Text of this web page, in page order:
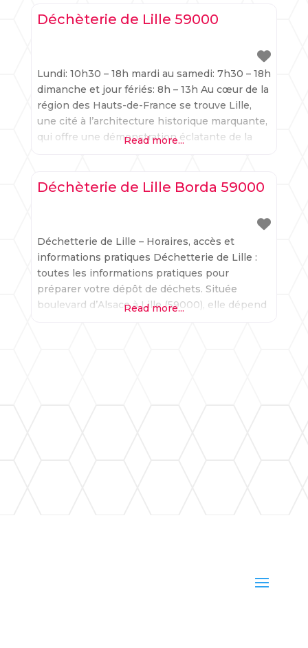
éloquente de l’équilibre possible entre la
Déchèterie de Lille 59000
Lundi: 10h30 – 18h mardi au samedi: 7h30 – 18h
dimanche et jour fériés: 8h – 13h Au cœur de la
région des Hauts-de-France se trouve Lille,
une cité à l’architecture historique marquante,
qui offre une démonstration éclatante de la
environnementale contemporaine. La
Read more...
Déchèterie de Lille Borda 59000
Déchetterie de Lille – Horaires, accès et
informations pratiques Déchetterie de Lille :
toutes les informations pratiques pour
préparer votre dépôt de déchets. Située
boulevard d’Alsace à Lille (59000), elle dépend
Read more...